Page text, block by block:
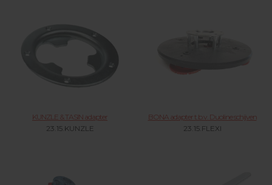
KUNZLE & TASIN adapter
23.15.KUNZLE
BONA adapter t.b.v. Duoline schijven
23.15.FLEXI